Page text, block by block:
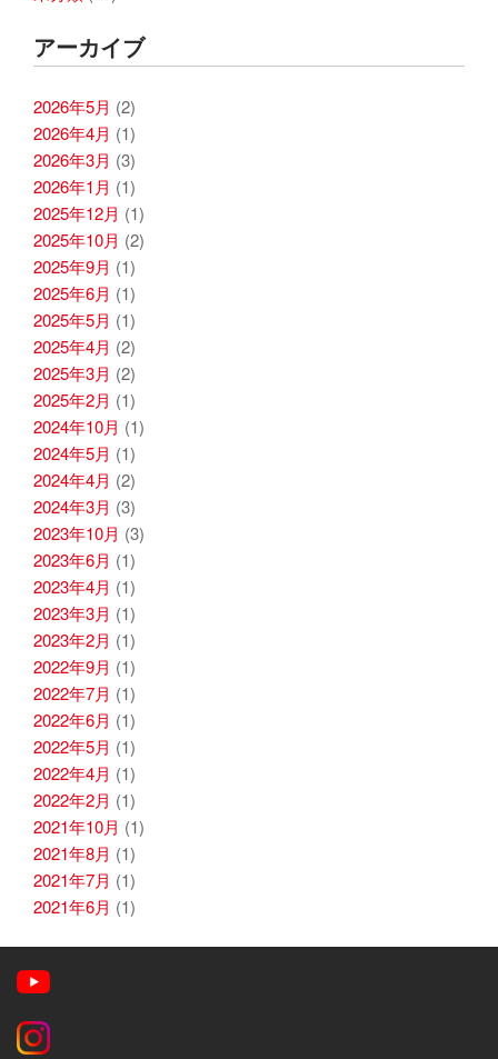
アーカイブ
2026年5月 (2)
2026年4月 (1)
2026年3月 (3)
2026年1月 (1)
2025年12月 (1)
2025年10月 (2)
2025年9月 (1)
2025年6月 (1)
2025年5月 (1)
2025年4月 (2)
2025年3月 (2)
2025年2月 (1)
2024年10月 (1)
2024年5月 (1)
2024年4月 (2)
2024年3月 (3)
2023年10月 (3)
2023年6月 (1)
2023年4月 (1)
2023年3月 (1)
2023年2月 (1)
2022年9月 (1)
2022年7月 (1)
2022年6月 (1)
2022年5月 (1)
2022年4月 (1)
2022年2月 (1)
2021年10月 (1)
2021年8月 (1)
2021年7月 (1)
2021年6月 (1)